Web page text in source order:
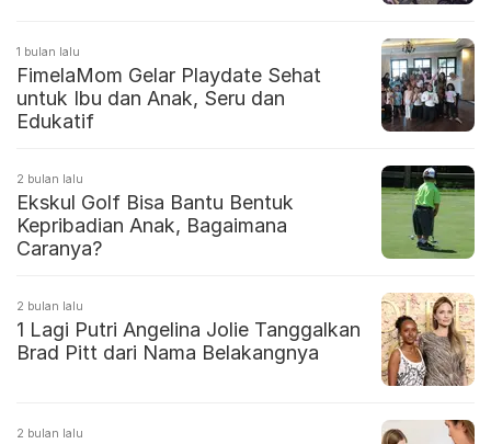
1 bulan lalu
FimelaMom Gelar Playdate Sehat
untuk Ibu dan Anak, Seru dan
Edukatif
2 bulan lalu
Ekskul Golf Bisa Bantu Bentuk
Kepribadian Anak, Bagaimana
Caranya?
2 bulan lalu
1 Lagi Putri Angelina Jolie Tanggalkan
Brad Pitt dari Nama Belakangnya
2 bulan lalu